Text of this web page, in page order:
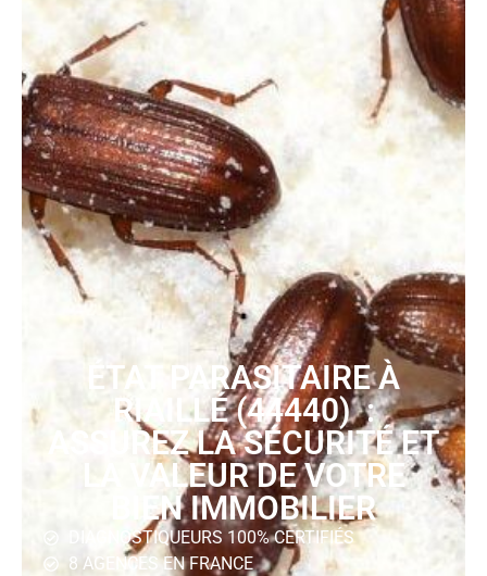
ÉTAT PARASITAIRE À
RIAILLÉ (44440) :
ASSUREZ LA SÉCURITÉ ET
LA VALEUR DE VOTRE
BIEN IMMOBILIER
DIAGNOSTIQUEURS 100% CERTIFIÉS
8 AGENCES EN FRANCE